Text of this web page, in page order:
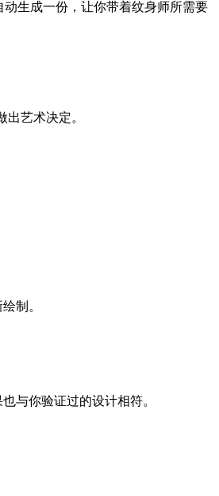
生成一份，让你带着纹身师所需要
艺术决定。
制。
与你验证过的设计相符。